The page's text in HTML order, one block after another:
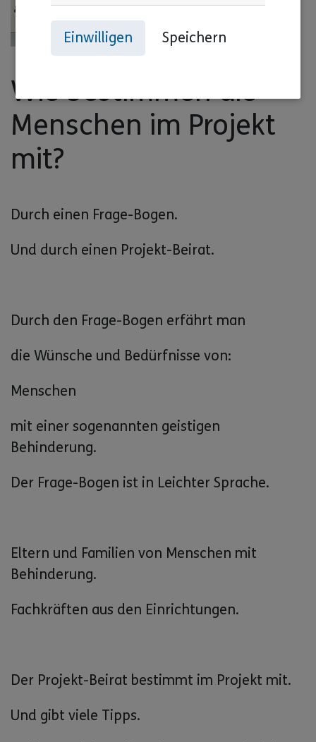
Wie bestimmen die
Menschen im Projekt
mit?
Durch einen Frage-Bogen.
Und durch einen Projekt-Beirat.
Durch den Frage-Bogen erfährt man
die Wünsche und Bedürfnisse von:
Menschen
mit einer sogenannten geistigen
Behinderung.
Der Frage-Bogen ist in Leichter Sprache.
Eltern und Familien von Menschen mit
Behinderung.
Fachkräften aus den Einrichtungen.
Der Projekt-Beirat bestimmt im Projekt mit.
Und gibt viele Tipps.
Einwilligen Speichern